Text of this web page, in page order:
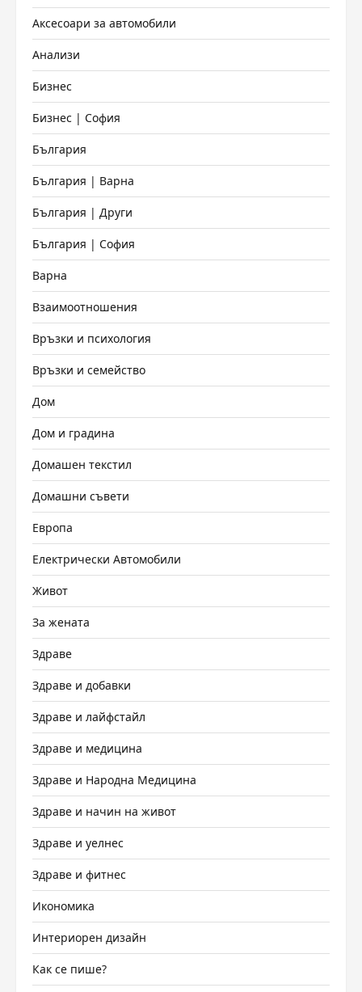
Аксесоари за автомобили
Анализи
Бизнес
Бизнес | София
България
България | Варна
България | Други
България | София
Варна
Взаимоотношения
Връзки и психология
Връзки и семейство
Дом
Дом и градина
Домашен текстил
Домашни съвети
Европа
Електрически Автомобили
Живот
За жената
Здраве
Здраве и добавки
Здраве и лайфстайл
Здраве и медицина
Здраве и Народна Медицина
Здраве и начин на живот
Здраве и уелнес
Здраве и фитнес
Икономика
Интериорен дизайн
Как се пише?